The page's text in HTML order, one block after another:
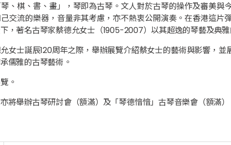
、棋、書、畫」，琴即為古琴。文人對於古琴的操作及審美
交流的樂器，音量非其考慮，亦不熱衷公開演奏。在香港這
，著名古琴家蔡德允女士（1905-2007）以其超逸的琴藝及典
女士誕辰120周年之際，舉辦展覽介紹蔡女士的藝術與影響，
儒雅的古琴藝術。
。
將舉辦古琴研討會（額滿）及「琴德愔愔」古琴音樂會（額滿